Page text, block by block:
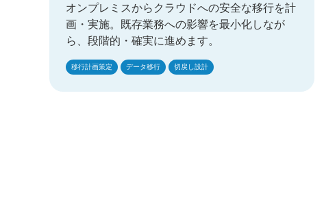
オンプレミスからクラウドへの安全な移行を計
画・実施。既存業務への影響を最小化しなが
ら、段階的・確実に進めます。
移行計画策定 データ移行 切戻し設計